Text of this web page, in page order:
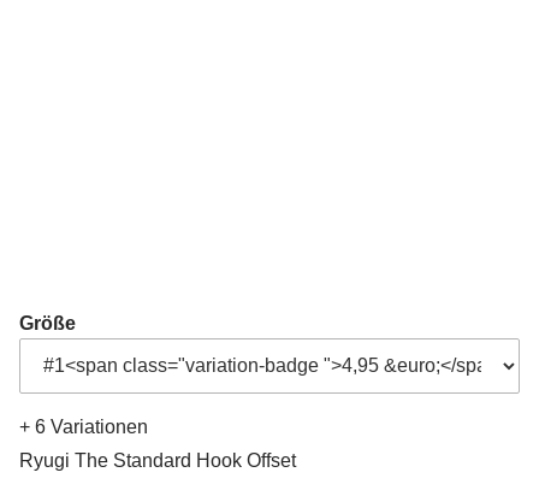
Größe
+ 6 Variationen
Ryugi The Standard Hook Offset